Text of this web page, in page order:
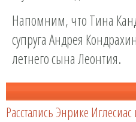
Напомним, что Тина
супруга Андрея
летнего сына Леонтия.
Расстались Энрике